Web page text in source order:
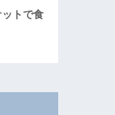
ットで食